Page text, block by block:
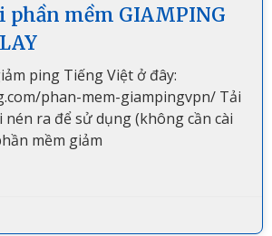
phần mềm GIAMPING
ping Tiếng Việt ở đây:
phan-mem-giampingvpn/ Tải
nén ra để sử dụng (không cần cài
mềm giảm